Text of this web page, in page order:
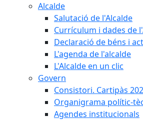
Alcalde
Salutació de l'Alcalde
Currículum i dades de
Declaració de béns i
L'agenda de l'alcalde
L'Alcalde en un clic
Govern
Consistori. Cartipàs
Organigrama polític-
Agendes institucionals